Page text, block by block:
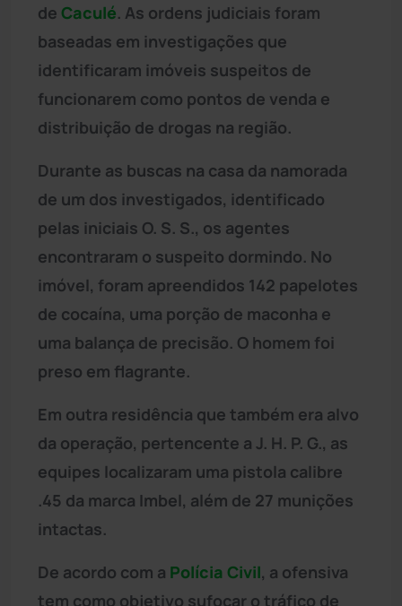
de Caculé. As ordens judiciais foram
baseadas em investigações que
identificaram imóveis suspeitos de
funcionarem como pontos de venda e
distribuição de drogas na região.
Durante as buscas na casa da namorada
de um dos investigados, identificado
pelas iniciais O. S. S., os agentes
encontraram o suspeito dormindo. No
imóvel, foram apreendidos 142 papelotes
de cocaína, uma porção de maconha e
uma balança de precisão. O homem foi
preso em flagrante.
Em outra residência que também era alvo
da operação, pertencente a J. H. P. G., as
equipes localizaram uma pistola calibre
.45 da marca Imbel, além de 27 munições
intactas.
De acordo com a Polícia Civil, a ofensiva
tem como objetivo sufocar o tráfico de